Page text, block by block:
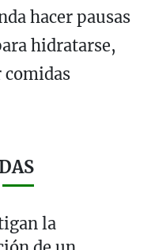
hacer pausas
hidratarse,
la